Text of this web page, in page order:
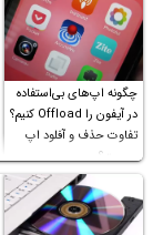
چگونه اپ‌های بی‌استفاده
در آیفون را Offload کنیم؟
تفاوت حذف و آفلود اپ
چیست؟